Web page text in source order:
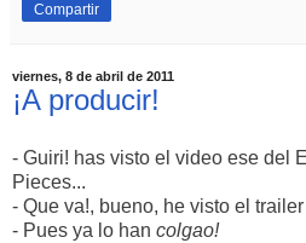
Compartir
viernes, 8 de abril de 2011
¡A producir!
- Guiri! has visto el video ese del
Pieces...
- Que va!, bueno, he visto el trailer
- Pues ya lo han colgao!